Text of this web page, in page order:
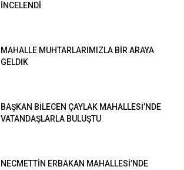
İNCELENDİ
MAHALLE MUHTARLARIMIZLA BİR ARAYA
GELDİK
BAŞKAN BİLECEN ÇAYLAK MAHALLESİ’NDE
VATANDAŞLARLA BULUŞTU
NECMETTİN ERBAKAN MAHALLESİ’NDE